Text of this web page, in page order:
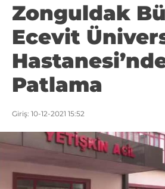
Zonguldak
Ecevit
Patlama
Giriş: 10-12-2021 15:52